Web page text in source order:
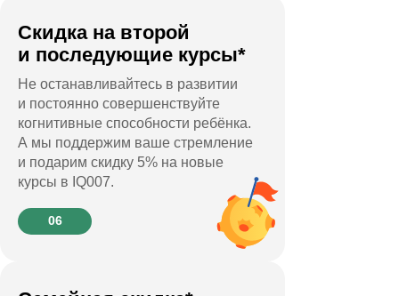
Скидка на второй
и последующие курсы*
Не останавливайтесь в развитии
и постоянно совершенствуйте
когнитивные способности ребёнка.
А мы поддержим ваше стремление
и подарим скидку 5% на новые
курсы в IQ007.
06